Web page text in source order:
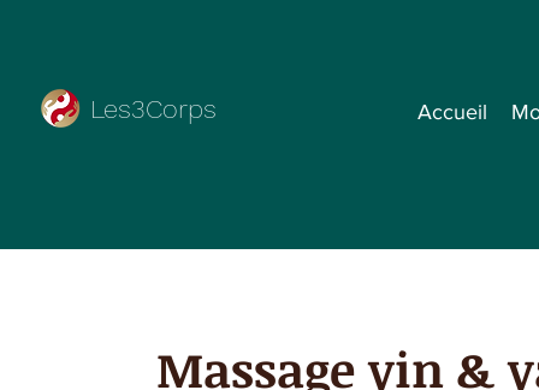
Les3Corps Accueil
Massage yin &